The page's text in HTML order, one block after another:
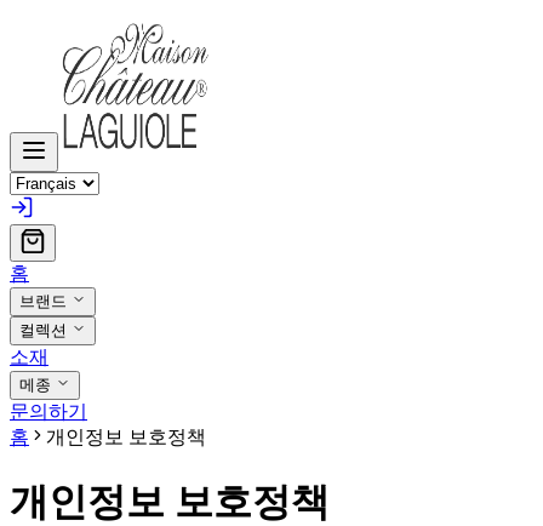
홈
브랜드
컬렉션
소재
메종
문의하기
홈
개인정보 보호정책
개인정보 보호정책